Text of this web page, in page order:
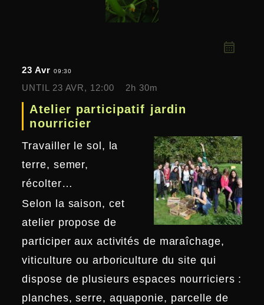
23 Avr 09:30
UNTIL 23 AVR, 12:00 2h 30m
Atelier participatif jardin
nourricier
Travailler le sol, la
terre, semer,
récolter…
Selon la saison, cet
atelier propose de
participer aux activités de maraîchage,
viticulture ou arboriculture du site qui
dispose de plusieurs espaces nourriciers :
planches, serre, aquaponie, parcelle de